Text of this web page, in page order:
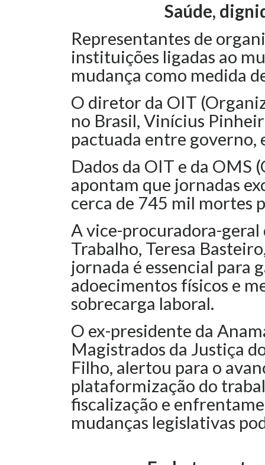
Saúde,
Representantes de
instituições ligadas ao
mudança como medida
O diretor da OIT
no Brasil, Vinícius
pactuada entre governo,
Dados da OIT e da OMS
apontam que jornadas
cerca de 745 mil mortes
A vice-procuradora-
Trabalho, Teresa
jornada é essencial para
adoecimentos físicos e
sobrecarga laboral.
O ex-presidente da
Magistrados da Justiça
Filho, alertou para o
plataformização do
fiscalização e
mudanças legislativas